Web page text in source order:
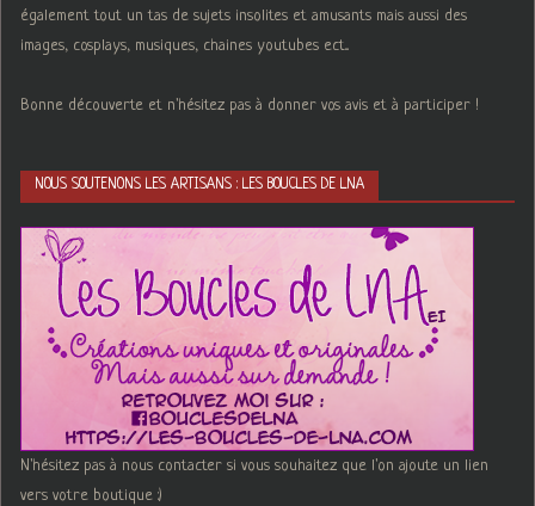
également tout un tas de sujets insolites et amusants mais aussi des
images, cosplays, musiques, chaines youtubes ect...
Bonne découverte et n'hésitez pas à donner vos avis et à participer !
NOUS SOUTENONS LES ARTISANS : LES BOUCLES DE LNA
N'hésitez pas à nous contacter si vous souhaitez que l'on ajoute un lien
vers votre boutique :)